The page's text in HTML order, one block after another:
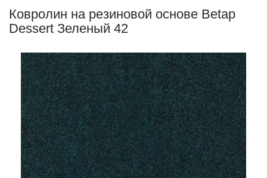
Ковролин на резиновой основе Betap
Dessert Зеленый 42